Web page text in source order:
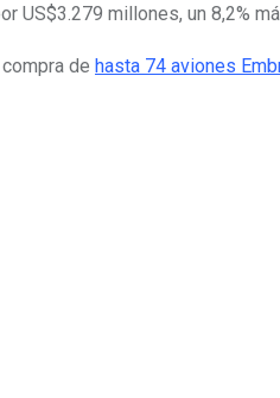
US$3.279 millones, un 8,2%
de hasta 74 aviones